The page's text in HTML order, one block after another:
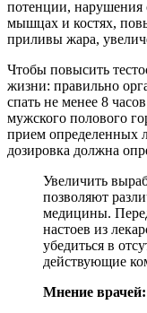
потенции, нарушения
мышцах и костях,
приливы жара,
Чтобы повысить
жизни: правильно
спать не менее 8
мужского полового
прием определенных
дозировка должна
Увеличить
позволяют
медицины.
настоев из
убедиться в
действующие
Мнение врачей: